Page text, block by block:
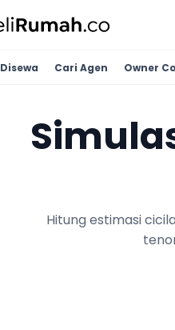
Disewa Cari Agen Owner
Hitung estimasi